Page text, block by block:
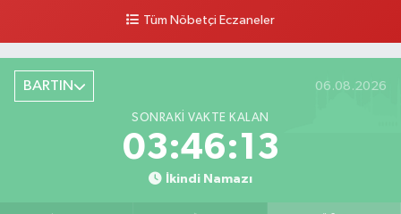
Şiremirçavuş Mahallesi, Kırıkçı Zeliha Ana Sokak No:20 8 Merkez Bartın
0 (378) 227 85 45
Tüm Nöbetçi Eczaneler
BARTIN 06.08.2026
SONRAKI VAKTE KALAN
03:46:12
İkindi Namazı